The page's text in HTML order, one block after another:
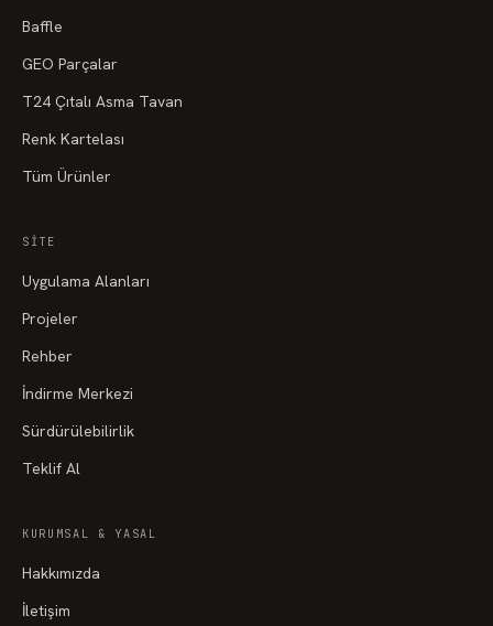
Baffle
GEO Parçalar
T24 Çıtalı Asma Tavan
Renk Kartelası
Tüm Ürünler
SITE
Uygulama Alanları
Projeler
Rehber
İndirme Merkezi
Sürdürülebilirlik
Teklif Al
KURUMSAL & YASAL
Hakkımızda
İletişim